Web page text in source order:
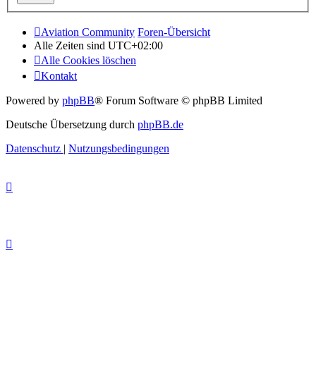
Aviation Community Foren-Übersicht
Alle Zeiten sind UTC+02:00
Alle Cookies löschen
Kontakt
Powered by phpBB® Forum Software © phpBB Limited
Deutsche Übersetzung durch phpBB.de
Datenschutz | Nutzungsbedingungen